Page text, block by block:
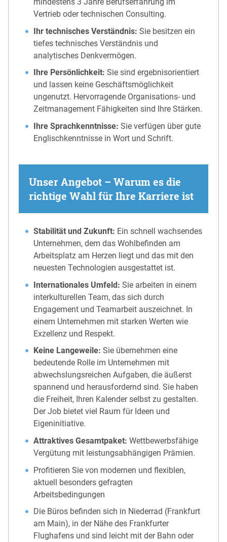
Vertrieb oder technischen Consulting.
Ihr technisches Verständnis: Sie besitzen ein
tiefes technisches Verständnis und
analytisches Denkvermögen.
Ihre Persönlichkeit: Sie sind ergebnisorientiert
und lassen keine Geschäftsmöglichkeit
ungenutzt. Hervorragende Organisations- und
Zeitmanagement Fähigkeiten sind Ihre Stärken.
Ihre Sprachkenntnisse: Sie verfügen über gute
Englischkenntnisse in Wort und Schrift.
Unser Angebot – Warum es die
richtige Wahl für Ihre Karriere ist
Stabilität und Zukunft: Ein schnell wachsendes
Unternehmen, dem das Wohlbefinden am
Arbeitsplatz am Herzen liegt und das mit den
neuesten Technologien ausgestattet ist.
Internationales Umfeld: Sie arbeiten in einem
interkulturellen Team, das sich durch
Engagement und Teamarbeit auszeichnet. In
einem Unternehmen mit starken Werten wie
Exzellenz und Respekt.
Keine Langeweile: Sie übernehmen eine
bedeutende Rolle im Unternehmen mit
abwechslungsreichen Aufgaben, die äußerst
spannend und herausfordernd sind. Sie haben
die Freiheit, Ihren Kalender selbst zu gestalten.
Der Job bietet viel Raum für Ideen und
Eigeninitiative.
Attraktives Gesamtpaket: Wettbewerbsfähige
Vergütung mit leistungsabhängigen Prämien.
Profitieren Sie von modernen und flexiblen,
aktuell besonders gefragten
Arbeitsbedingungen
Die Büros befinden sich in Niederrad (Frankfurt
am Main), in der Nähe des Frankfurter
Flughafens und sind leicht mit der Bahn oder